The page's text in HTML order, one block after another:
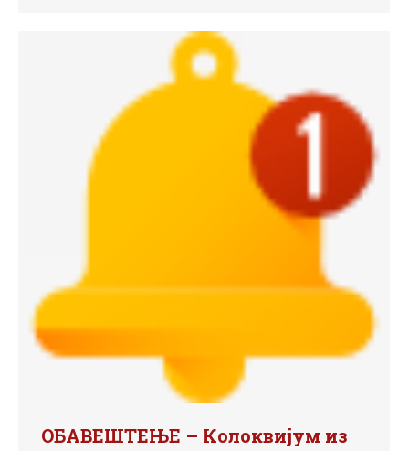
ОБАВЕШТЕЊЕ – Колоквијум из